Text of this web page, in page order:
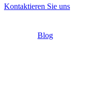
Kontaktieren Sie uns
Blog